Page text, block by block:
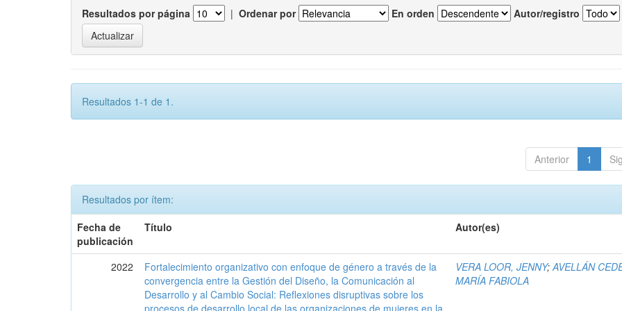
Resultados por página | Ordenar por En orden Autor/registro
Resultados 1-1 de 1.
Anterior 1
Resultados por ítem:
Fecha de
publicación
Título Autor(es)
2022
Fortalecimiento organizativo con enfoque de género a través de la
convergencia entre la Gestión del Diseño, la Comunicación al
Desarrollo y al Cambio Social: Reflexiones disruptivas sobre los
procesos de desarrollo local de las organizaciones de mujeres en la
VERA LOOR, JENNY;AVELLÁN
MARÍA FABIOLA